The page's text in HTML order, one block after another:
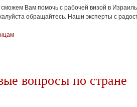
Вам помочь с рабочей визой в
обращайтесь. Наши эксперты с
вопросы по стране